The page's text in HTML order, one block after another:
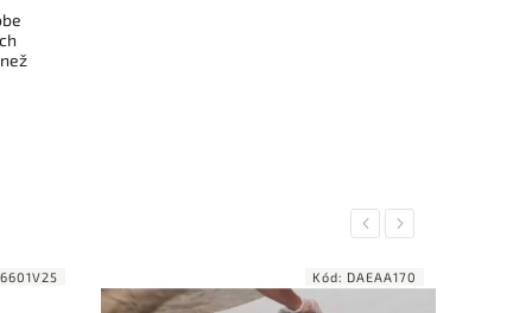
Previous
6601V25 Kód: DAEAA170
Next